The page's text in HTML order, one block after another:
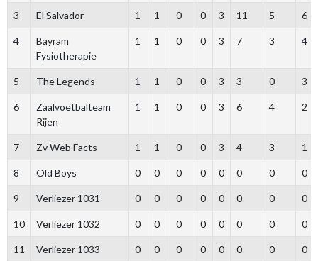
3 El Salvador 1 1 0 0 3 11 5 6
4
Bayram
Fysiotherapie
1 1 0 0 3 7 3 4
5 The Legends 1 1 0 0 3 3 0 3
6
Zaalvoetbalteam
Rijen
1 1 0 0 3 6 4 2
7 Zv Web Facts 1 1 0 0 3 4 3 1
8 Old Boys 0 0 0 0 0 0 0 0
9 Verliezer 1031 0 0 0 0 0 0 0 0
10 Verliezer 1032 0 0 0 0 0 0 0 0
11 Verliezer 1033 0 0 0 0 0 0 0 0